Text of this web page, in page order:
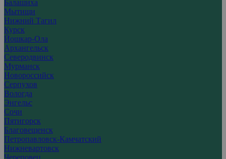
Балашиха
Мытищи
Нижний Тагил
Курск
Йошкар-Ола
Архангельск
Северодвинск
Мурманск
Новороссийск
Серпухов
Вологда
Энгельс
Сочи
Пятигорск
Благовещенск
Петропавловск-Камчатский
Нижневартовск